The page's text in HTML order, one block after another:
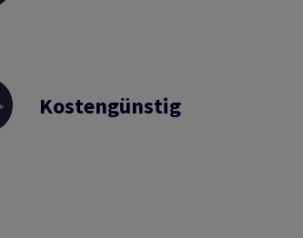
Kostengünstig